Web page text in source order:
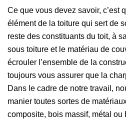
Ce que vous devez savoir, c’est
élément de la toiture qui sert de
reste des constituants du toit, à
sous toiture et le matériau de
écrouler l’ensemble de la
toujours vous assurer que la
Dans le cadre de notre travail,
manier toutes sortes de
composite, bois massif, métal